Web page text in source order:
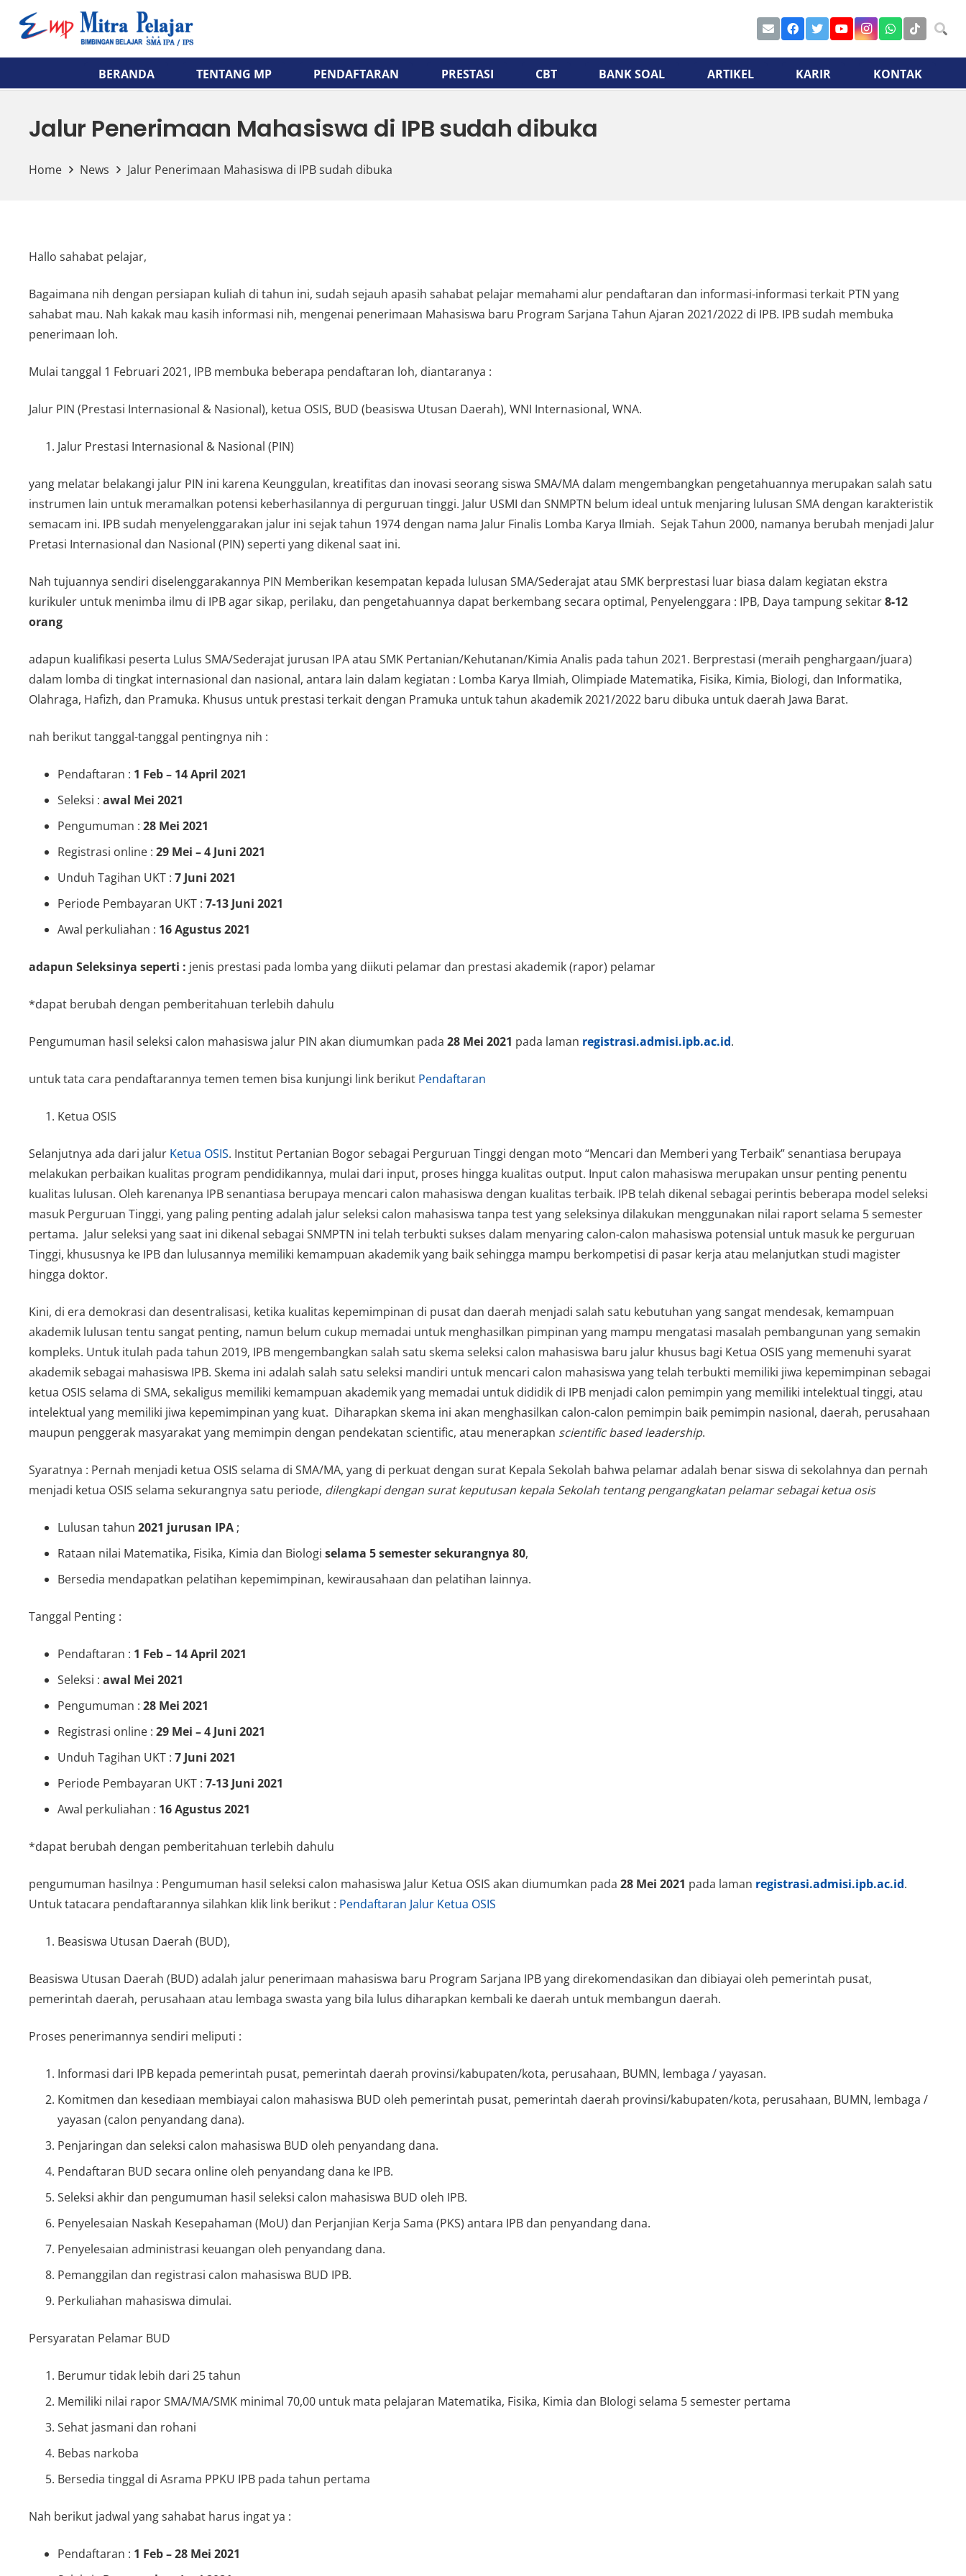
BERANDA TENTANG MP PENDAFTARAN PRESTASI CBT BANK SOAL ARTIKEL KARIR KONTAK
Jalur Penerimaan Mahasiswa di IPB sudah dibuka
Home News Jalur Penerimaan Mahasiswa di IPB sudah dibuka
Hallo sahabat pelajar,
Bagaimana nih dengan persiapan kuliah di tahun ini, sudah sejauh apasih sahabat pelajar memahami alur pendaftaran dan informasi-informasi terkait PTN yang
sahabat mau. Nah kakak mau kasih informasi nih, mengenai penerimaan Mahasiswa baru Program Sarjana Tahun Ajaran 2021/2022 di IPB. IPB sudah membuka
penerimaan loh.
Mulai tanggal 1 Februari 2021, IPB membuka beberapa pendaftaran loh, diantaranya :
Jalur PIN (Prestasi Internasional & Nasional), ketua OSIS, BUD (beasiswa Utusan Daerah), WNI Internasional, WNA.
Jalur Prestasi Internasional & Nasional (PIN)
yang melatar belakangi jalur PIN ini karena Keunggulan, kreatifitas dan inovasi seorang siswa SMA/MA dalam mengembangkan pengetahuannya merupakan salah satu
instrumen lain untuk meramalkan potensi keberhasilannya di perguruan tinggi. Jalur USMI dan SNMPTN belum ideal untuk menjaring lulusan SMA dengan karakteristik
semacam ini. IPB sudah menyelenggarakan jalur ini sejak tahun 1974 dengan nama Jalur Finalis Lomba Karya Ilmiah. Sejak Tahun 2000, namanya berubah menjadi Jalur
Pretasi Internasional dan Nasional (PIN) seperti yang dikenal saat ini.
Nah tujuannya sendiri diselenggarakannya PIN Memberikan kesempatan kepada lulusan SMA/Sederajat atau SMK berprestasi luar biasa dalam kegiatan ekstra
kurikuler untuk menimba ilmu di IPB agar sikap, perilaku, dan pengetahuannya dapat berkembang secara optimal, Penyelenggara : IPB, Daya tampung sekitar8-12
orang
adapun kualifikasi peserta Lulus SMA/Sederajat jurusan IPA atau SMK Pertanian/Kehutanan/Kimia Analis pada tahun 2021. Berprestasi (meraih penghargaan/juara)
dalam lomba di tingkat internasional dan nasional, antara lain dalam kegiatan : Lomba Karya Ilmiah, Olimpiade Matematika, Fisika, Kimia, Biologi, dan Informatika,
Olahraga, Hafizh, dan Pramuka. Khusus untuk prestasi terkait dengan Pramuka untuk tahun akademik 2021/2022 baru dibuka untuk daerah Jawa Barat.
nah berikut tanggal-tanggal pentingnya nih :
Pendaftaran : 1 Feb – 14 April 2021
Seleksi : awal Mei 2021
Pengumuman : 28 Mei 2021
Registrasi online : 29 Mei – 4 Juni 2021
Unduh Tagihan UKT : 7 Juni 2021
Periode Pembayaran UKT : 7-13 Juni 2021
Awal perkuliahan : 16 Agustus 2021
adapun Seleksinya seperti : jenis prestasi pada lomba yang diikuti pelamar dan prestasi akademik (rapor) pelamar
*dapat berubah dengan pemberitahuan terlebih dahulu
Pengumuman hasil seleksi calon mahasiswa jalur PIN akan diumumkan pada 28 Mei 2021 pada laman registrasi.admisi.ipb.ac.id.
untuk tata cara pendaftarannya temen temen bisa kunjungi link berikut Pendaftaran
Ketua OSIS
Selanjutnya ada dari jalur Ketua OSIS. Institut Pertanian Bogor sebagai Perguruan Tinggi dengan moto “Mencari dan Memberi yang Terbaik” senantiasa berupaya
melakukan perbaikan kualitas program pendidikannya, mulai dari input, proses hingga kualitas output. Input calon mahasiswa merupakan unsur penting penentu
kualitas lulusan. Oleh karenanya IPB senantiasa berupaya mencari calon mahasiswa dengan kualitas terbaik. IPB telah dikenal sebagai perintis beberapa model seleksi
masuk Perguruan Tinggi, yang paling penting adalah jalur seleksi calon mahasiswa tanpa test yang seleksinya dilakukan menggunakan nilai raport selama 5 semester
pertama. Jalur seleksi yang saat ini dikenal sebagai SNMPTN ini telah terbukti sukses dalam menyaring calon-calon mahasiswa potensial untuk masuk ke perguruan
Tinggi, khususnya ke IPB dan lulusannya memiliki kemampuan akademik yang baik sehingga mampu berkompetisi di pasar kerja atau melanjutkan studi magister
hingga doktor.
Kini, di era demokrasi dan desentralisasi, ketika kualitas kepemimpinan di pusat dan daerah menjadi salah satu kebutuhan yang sangat mendesak, kemampuan
akademik lulusan tentu sangat penting, namun belum cukup memadai untuk menghasilkan pimpinan yang mampu mengatasi masalah pembangunan yang semakin
kompleks. Untuk itulah pada tahun 2019, IPB mengembangkan salah satu skema seleksi calon mahasiswa baru jalur khusus bagi Ketua OSIS yang memenuhi syarat
akademik sebagai mahasiswa IPB. Skema ini adalah salah satu seleksi mandiri untuk mencari calon mahasiswa yang telah terbukti memiliki jiwa kepemimpinan sebagai
ketua OSIS selama di SMA, sekaligus memiliki kemampuan akademik yang memadai untuk dididik di IPB menjadi calon pemimpin yang memiliki intelektual tinggi, atau
intelektual yang memiliki jiwa kepemimpinan yang kuat. Diharapkan skema ini akan menghasilkan calon-calon pemimpin baik pemimpin nasional, daerah, perusahaan
maupun penggerak masyarakat yang memimpin dengan pendekatan scientific, atau menerapkan scientific based leadership.
Syaratnya : Pernah menjadi ketua OSIS selama di SMA/MA, yang di perkuat dengan surat Kepala Sekolah bahwa pelamar adalah benar siswa di sekolahnya dan pernah
menjadi ketua OSIS selama sekurangnya satu periode, dilengkapi dengan surat keputusan kepala Sekolah tentang pengangkatan pelamar sebagai ketua osis
Lulusan tahun 2021 jurusan IPA ;
Rataan nilai Matematika, Fisika, Kimia dan Biologi selama 5 semester sekurangnya 80,
Bersedia mendapatkan pelatihan kepemimpinan, kewirausahaan dan pelatihan lainnya.
Tanggal Penting :
Pendaftaran : 1 Feb – 14 April 2021
Seleksi : awal Mei 2021
Pengumuman : 28 Mei 2021
Registrasi online : 29 Mei – 4 Juni 2021
Unduh Tagihan UKT : 7 Juni 2021
Periode Pembayaran UKT : 7-13 Juni 2021
Awal perkuliahan : 16 Agustus 2021
*dapat berubah dengan pemberitahuan terlebih dahulu
pengumuman hasilnya : Pengumuman hasil seleksi calon mahasiswa Jalur Ketua OSIS akan diumumkan pada 28 Mei 2021 pada laman registrasi.admisi.ipb.ac.id.
Untuk tatacara pendaftarannya silahkan klik link berikut : Pendaftaran Jalur Ketua OSIS
Beasiswa Utusan Daerah (BUD),
Beasiswa Utusan Daerah (BUD) adalah jalur penerimaan mahasiswa baru Program Sarjana IPB yang direkomendasikan dan dibiayai oleh pemerintah pusat,
pemerintah daerah, perusahaan atau lembaga swasta yang bila lulus diharapkan kembali ke daerah untuk membangun daerah.
Proses penerimannya sendiri meliputi :
Informasi dari IPB kepada pemerintah pusat, pemerintah daerah provinsi/kabupaten/kota, perusahaan, BUMN, lembaga / yayasan.
Komitmen dan kesediaan membiayai calon mahasiswa BUD oleh pemerintah pusat, pemerintah daerah provinsi/kabupaten/kota, perusahaan, BUMN, lembaga /
yayasan (calon penyandang dana).
Penjaringan dan seleksi calon mahasiswa BUD oleh penyandang dana.
Pendaftaran BUD secara online oleh penyandang dana ke IPB.
Seleksi akhir dan pengumuman hasil seleksi calon mahasiswa BUD oleh IPB.
Penyelesaian Naskah Kesepahaman (MoU) dan Perjanjian Kerja Sama (PKS) antara IPB dan penyandang dana.
Penyelesaian administrasi keuangan oleh penyandang dana.
Pemanggilan dan registrasi calon mahasiswa BUD IPB.
Perkuliahan mahasiswa dimulai.
Persyaratan Pelamar BUD
Berumur tidak lebih dari 25 tahun
Memiliki nilai rapor SMA/MA/SMK minimal 70,00 untuk mata pelajaran Matematika, Fisika, Kimia dan BIologi selama 5 semester pertama
Sehat jasmani dan rohani
Bebas narkoba
Bersedia tinggal di Asrama PPKU IPB pada tahun pertama
Nah berikut jadwal yang sahabat harus ingat ya :
Pendaftaran : 1 Feb – 28 Mei 2021